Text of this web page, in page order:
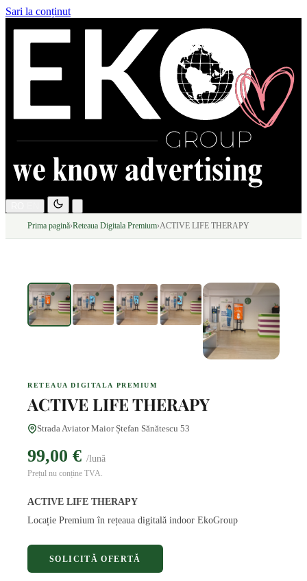
Sari la conținut
Prima pagină› Reteaua Digitala Premium›ACTIVE LIFE THERAPY
RETEAUA DIGITALA PREMIUM
ACTIVE LIFE THERAPY
Strada Aviator Maior Ștefan Sănătescu 53
99,00 € /lună
Prețul nu conține TVA.
ACTIVE LIFE THERAPY
Locație Premium în rețeaua digitală indoor EkoGroup
SOLICITĂ OFERTĂ